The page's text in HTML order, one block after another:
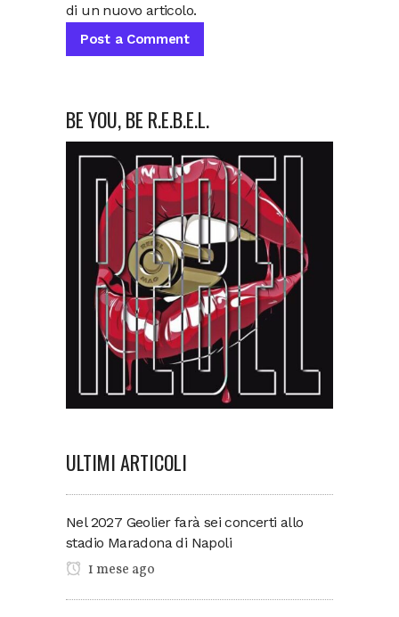
di un nuovo articolo.
BE YOU, BE R.E.B.E.L.
ULTIMI ARTICOLI
Nel 2027 Geolier farà sei concerti allo
stadio Maradona di Napoli
1 mese ago